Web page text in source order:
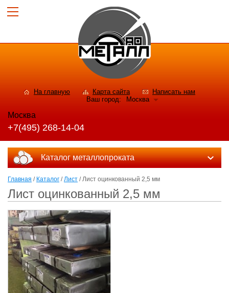
На главную Карта сайта
Написать нам
Ваш город:
Москва
Москва
+7(495) 268-14-04
Каталог металлопроката
Главная / Каталог /Лист / Лист оцинкованный 2,5 мм
Лист оцинкованный 2,5 мм